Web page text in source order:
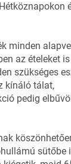
minden
az ételeket
szükséges
kínáló tálat,
pedig
sütőbe